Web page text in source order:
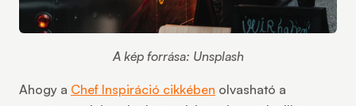
A kép forrása: Unsplash
Ahogy a Chef Inspiráció cikkében olvasható a